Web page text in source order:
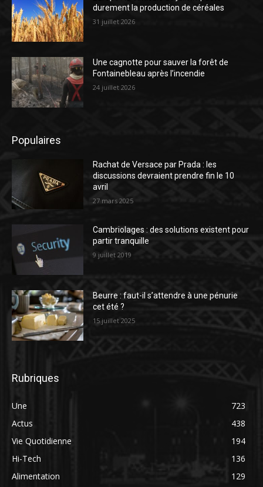
durement la production de céréales
31 juillet 2026
Une cagnotte pour sauver la forêt de
Fontainebleau après l’incendie
24 juillet 2026
Populaires
Rachat de Versace par Prada : les
discussions devraient prendre fin le 10
avril
27 mars 2025
Cambriolages : des solutions existent pour
partir tranquille
9 juillet 2019
Beurre : faut-il s’attendre à une pénurie
cet été ?
15 juillet 2025
Rubriques
Une
723
Actus
438
Vie Quotidienne
194
Hi-Tech
136
Alimentation
129